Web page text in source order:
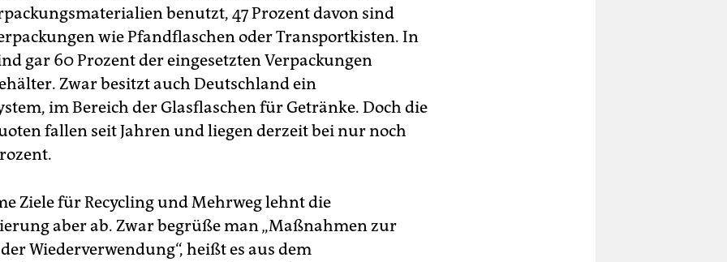
benutzt, 47 Prozent davon sind
wie Pfandflaschen oder Transportkisten. In
gar 60 Prozent der eingesetzten Verpackungen
Zwar besitzt auch Deutschland ein
im Bereich der Glasflaschen für Getränke. Doch die
fallen seit Jahren und liegen derzeit bei nur noch
Ziele für Recycling und Mehrweg lehnt die
aber ab. Zwar begrüße man „Maßnahmen zur
Wiederverwendung“, heißt es aus dem